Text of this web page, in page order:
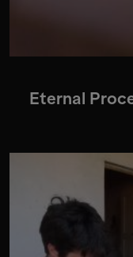
Eternal